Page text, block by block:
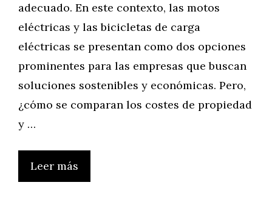
adecuado. En este contexto, las motos
eléctricas y las bicicletas de carga
eléctricas se presentan como dos opciones
prominentes para las empresas que buscan
soluciones sostenibles y económicas. Pero,
¿cómo se comparan los costes de propiedad
y …
Leer más